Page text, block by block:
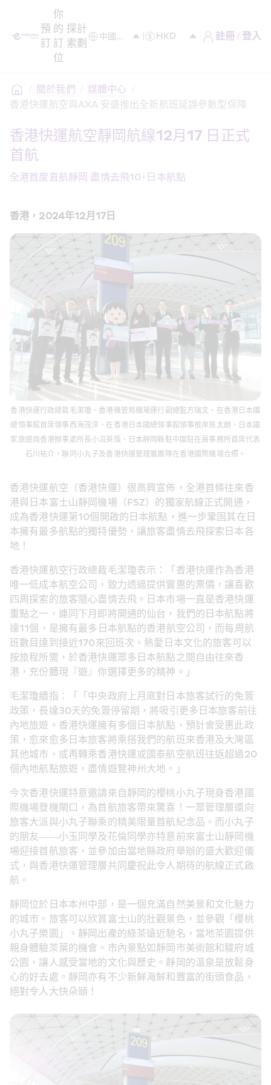
預
訂
你
的
訂
位
探
索
計
劃
註冊 / 登入
/ 關於我們 / 媒體中心 /
香港快運航空與AXA 安盛推出全新航班延誤參數型保障
香港快運航空靜岡航線12月17 日正式
首航
全港首度直航靜岡 盡情去飛10+日本航點
香港，2024年12月17日
香港快運行政總裁毛潔瓊、香港機管局機場運行副總監方瑞文、在香港日本國
總領事館首席領事西海茂洋、在香港日本國總領事館領事根岸辰太朗、日本國
家旅遊局香港辦事處所長小沼英悟、日本靜岡縣駐中國駐在員事務所首席代表
石川祐介，聯同小丸子及香港快運管理層團隊在香港國際機場合照。
香港快運航空（香港快運）很高興宣佈，全港首條往來香
港與日本富士山靜岡機場（FSZ）的獨家航線正式開通，
成為香港快運第10個開啟的日本航點，進一步鞏固其在日
本擁有最多航點的獨特優勢，讓旅客盡情去飛探索日本各
地！
香港快運航空行政總裁毛潔瓊表示：「香港快運作為香港
唯一低成本航空公司，致力透過提供實惠的票價，讓喜歡
四周探索的旅客隨心盡情去飛。日本市場一直是香港快運
重點之一，連同下月即將開通的仙台，我們的日本航點將
達11個，是擁有最多日本航點的香港航空公司，而每周航
班數目達到接近170來回班次。熱愛日本文化的旅客可以
按旅程所需，於香港快運眾多日本航點之間自由往來香
港，充份體現『遊』你選擇更多的精神。」
毛潔瓊續指：「「中央政府上月底對日本旅客試行的免簽
政策，長達30天的免簽停留期，將吸引更多日本旅客前往
內地旅遊。香港快運擁有多個日本航點，預計會受惠此政
策，愈來愈多日本旅客將乘搭我們的航班來香港及大灣區
其他城市，或再轉乘香港快運或國泰航空航班往返超過20
個內地航點旅遊，盡情遊覽神州大地。」
今次香港快運特意邀請來自靜岡的櫻桃小丸子現身香港國
際機場登機閘口，為首航旅客帶來驚喜！一眾管理層還向
旅客大派與小丸子聯乘的精美限量首航紀念品。而小丸子
的朋友——小玉同學及花倫同學亦特意前來富士山靜岡機
場迎接首航旅客，並參加由當地縣政府舉辦的盛大歡迎儀
式，與香港快運管理層共同慶祝此令人期待的航線正式啟
航。
靜岡位於日本本州中部，是一個充滿自然美景和文化魅力
的城市。旅客可以欣賞富士山的壯觀景色，並參觀「櫻桃
小丸子樂園」。靜岡出產的綠茶遠近馳名，當地茶園提供
親身體驗茶葉的機會。市內景點如靜岡市美術館和駿府城
公園，讓人感受當地的文化與歷史。靜岡的溫泉是放鬆身
心的好去處。靜岡亦有不少新鮮海鮮和豐富的街頭食品，
絕對令人大快朵頤！